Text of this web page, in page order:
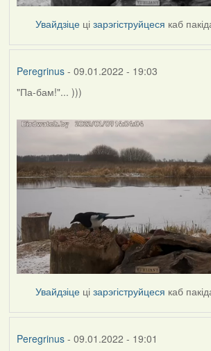
Увайдзіце цізарэгіструйцеся каб
Peregrinus- 09.01.2022 - 19:03
"Па-бам!"... )))
Увайдзіце цізарэгіструйцеся каб
Peregrinus- 09.01.2022 - 19:01